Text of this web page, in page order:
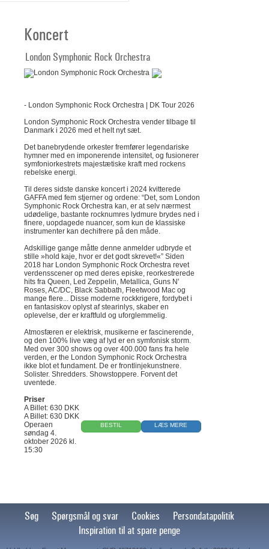
Koncert
London Symphonic Rock Orchestra
- London Symphonic Rock Orchestra | DK Tour 2026
London Symphonic Rock Orchestra vender tilbage til
Danmark i 2026 med et helt nyt sæt.
Det banebrydende orkester fremfører legendariske
hymner med en imponerende intensitet, og fusionerer
symfoniorkestrets majestætiske kraft med rockens
rebelske energi.
Til deres sidste danske koncert i 2024 kvitterede
GAFFA med fem stjerner og ordene: “Det, som London
Symphonic Rock Orchestra kan, er at selv nærmest
udødelige, bastante rocknumres lydmure brydes ned i
finere, uopdagede nuancer, som kun de klassiske
instrumenter kan dechifrere på den måde.
Adskillige gange måtte denne anmelder udbryde et
stille »hold kaje, hvor er det godt skrevet!«” Siden
2018 har London Symphonic Rock Orchestra revet
verdensscener op med deres episke, reorkestrerede
hits fra Queen, Led Zeppelin, Metallica, Guns N'
Roses, AC/DC, Black Sabbath, Fleetwood Mac og
mange flere... Disse moderne rockkrigere, fordybet i
en fantasiskov oplyst af stearinlys, skaber en
oplevelse, der er kraftfuld og uforglemmelig.
Atmosfæren er elektrisk, musikerne er fascinerende,
og den 100% live væg af lyd er en symfonisk storm.
Med over 300 shows og over 400.000 fans fra hele
verden, er the London Symphonic Rock Orchestra
ikke blot et fundament. De er frontlinjekunstnere.
Solister. Shredders. Showstoppere. Forvent det
uventede.
Priser
A Billet: 630 DKK
A Billet: 630 DKK
Operaen
søndag 4.
oktober 2026 kl.
15:30
BESTIL LÆS MERE
Søg Spørgsmål og svar Cookies
Persondatapolitik
Inspiration til at spare penge